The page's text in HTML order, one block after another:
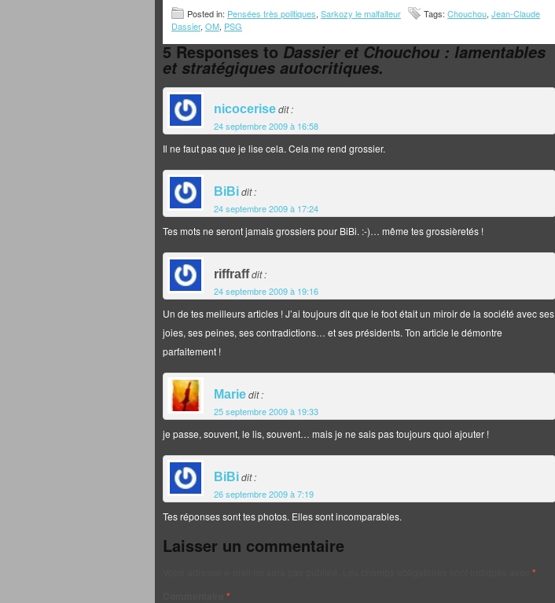
Posted in: Pensées très politiques, Sarkozy le malfaiteur Tags: Chouchou, Jean-Claude
Dassier, OM, PSG
5 Responses toDassier et Chouchou : lamentables
et stratégiques autocritiques.
nicocerisedit :
24 septembre 2009 à 16:58
Il ne faut pas que je lise cela. Cela me rend grossier.
BiBidit :
24 septembre 2009 à 17:24
Tes mots ne seront jamais grossiers pour BiBi. :-)… même tes grossièretés !
riffraffdit :
24 septembre 2009 à 19:16
Un de tes meilleurs articles ! J’ai toujours dit que le foot était un miroir de la société avec ses
joies, ses peines, ses contradictions… et ses présidents. Ton article le démontre
parfaitement !
Mariedit :
25 septembre 2009 à 19:33
je passe, souvent, le lis, souvent… mais je ne sais pas toujours quoi ajouter !
BiBidit :
26 septembre 2009 à 7:19
Tes réponses sont tes photos. Elles sont incomparables.
Laisser un commentaire
*
*